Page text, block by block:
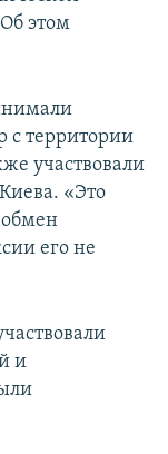
этом
с территории
участвовали
«Это
его не
и